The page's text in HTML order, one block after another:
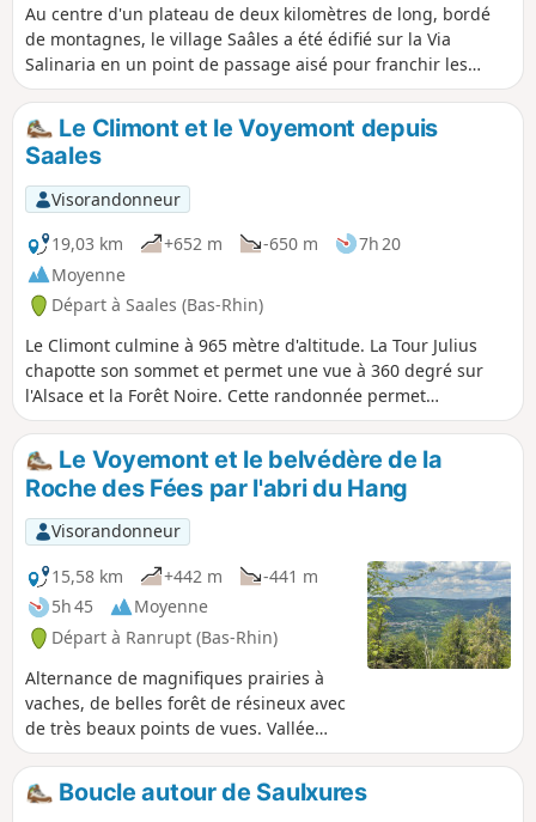
Au centre d'un plateau de deux kilomètres de long, bordé
de montagnes, le village Saâles a été édifié sur la Via
Salinaria en un point de passage aisé pour franchir les
Vosges. La commune a confirmé sa vocation de bourg
commercial tout au long de l'histoire. Dès 1743, en effet,
elle obtient le privilège de tenir une foire et un marché. En
1924, l'hôtel de ville, reconstruit, abrite au rez-de-chaussée,
les halles du marché.
Le Climont et le Voyemont depuis
Saales
Visorandonneur
19,03 km
+652 m -650 m
7h 20
Moyenne
Départ à Saales (Bas-Rhin)
Le Climont culmine à 965 mètre d'altitude. La Tour Julius
chapotte son sommet et permet une vue à 360 degré sur
l'Alsace et la Forêt Noire. Cette randonnée permet
d'atteindre ce sommet en partant de Saales. La moitiée de
la randonnée est plate. Un autre quart se fait ensuite en
montée et un autre en descentes. Les montées ne sont pas
très longues, mais un peu fortes, techniques et
caillouteuses. L'essentiel de la randonnée se fait en forêt. Le
retour permet de passer par le Voyemont et la Roche des
Fées, qui permet une vue sur la Vallée de la Bruche et le
Bas-Rhin d'un côté, et sur le département des Vosges de
l'autre.
Le Voyemont et le belvédère de la
Roche des Fées par l'abri du Hang
Visorandonneur
15,58 km
+442 m
-441 m
5h 45
Moyenne
Départ à Ranrupt (Bas-Rhin)
Alternance de magnifiques prairies à
vaches, de belles forêt de résineux avec
de très beaux points de vues. Vallée
préservée avec quelques fermes et
rares résidences secondaires, au pied
de l'un des sommets mythiques de la
Boucle autour de Saulxures